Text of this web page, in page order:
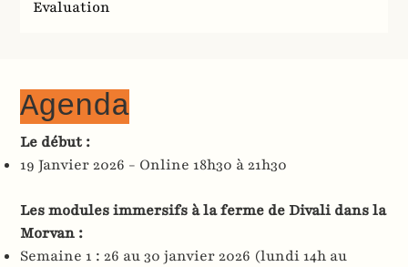
Evaluation
Le début :
19 Janvier 2026 - Online 18h30 à 21h30
Les modules immersifs à la ferme de Divali dans la
Morvan :
Semaine 1 : 26 au 30 janvier 2026 (lundi 14h au
Agenda